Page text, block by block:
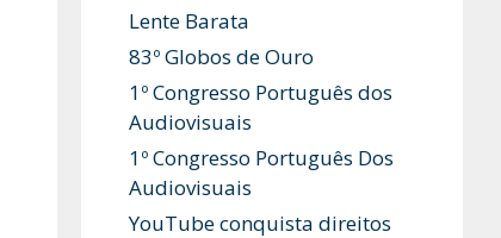
Lente Barata
83º Globos de Ouro
1º Congresso Português dos
Audiovisuais
1º Congresso Português Dos
Audiovisuais
YouTube conquista direitos